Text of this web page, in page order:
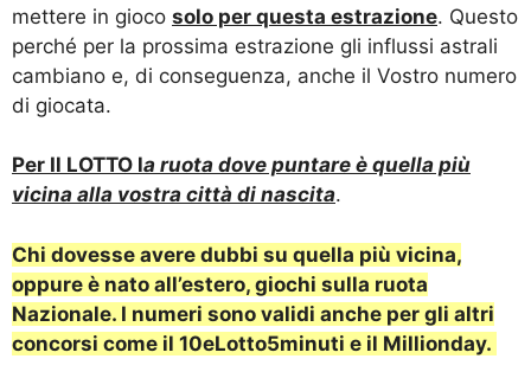
mettere in gioco solo per questa estrazione. Questo
perché per la prossima estrazione gli influssi astrali
cambiano e, di conseguenza, anche il Vostro numero
di giocata.
Per Il LOTTO la ruota dove puntare è quella più
vicina alla vostra città di nascita.
Chi dovesse avere dubbi su quella più vicina,
oppure è nato all’estero, giochi sulla ruota
Nazionale. I numeri sono validi anche per gli altri
concorsi come il 10eLotto5minuti e il Millionday.